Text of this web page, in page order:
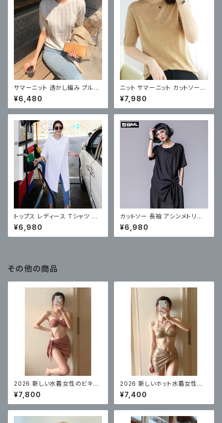
サマーニット 透かし編み プルオ
ーバー ニットソー 丸首 2色
¥6,480
ニット サマーニット カットソー
薄手 シンプル
¥7,980
トップス レディース Tシャツ カ
ットソー
¥6,980
カットソー 長袖 アシンメトリー
ノット オシャレ カジュアル
¥6,980
その他の商品
2026 新しい水着女性のビキニ
スプリットセクシーなスリーピー
ス水着、美しくてハイエンド
¥7,800
2026 新しいホット水着女性の
ビキニセクシーなハイエンド
体型カバー
¥7,400